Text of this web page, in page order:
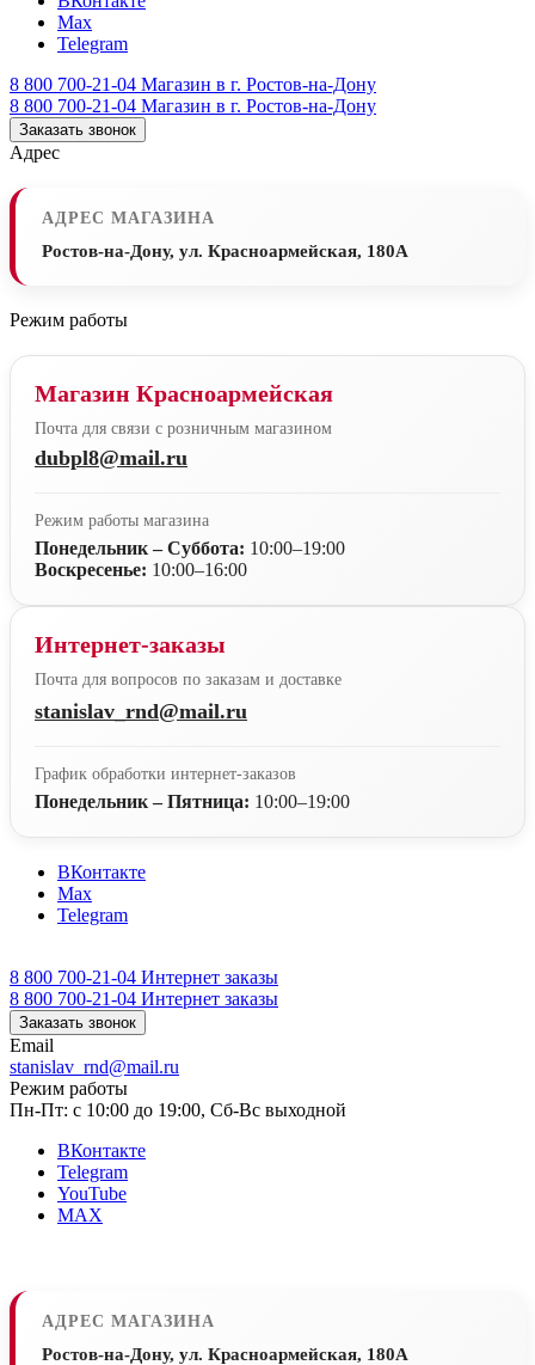
Max
Telegram
8 800 700-21-04 Магазин в г. Ростов-на-Дону
8 800 700-21-04 Магазин в г. Ростов-на-Дону
Заказать звонок
Адрес
АДРЕС МАГАЗИНА
Ростов-на-Дону, ул. Красноармейская, 180А
Режим работы
Магазин Красноармейская
Почта для связи с розничным магазином
dubpl8@mail.ru
Режим работы магазина
Понедельник – Суббота: 10:00–19:00
Воскресенье: 10:00–16:00
Интернет-заказы
Почта для вопросов по заказам и доставке
stanislav_rnd@mail.ru
График обработки интернет-заказов
Понедельник – Пятница: 10:00–19:00
ВКонтакте
Max
Telegram
8 800 700-21-04 Интернет заказы
8 800 700-21-04 Интернет заказы
Заказать звонок
Email
stanislav_rnd@mail.ru
Режим работы
Пн-Пт: с 10:00 до 19:00, Сб-Вс выходной
ВКонтакте
Telegram
YouTube
MAX
АДРЕС МАГАЗИНА
Ростов-на-Дону, ул. Красноармейская, 180А